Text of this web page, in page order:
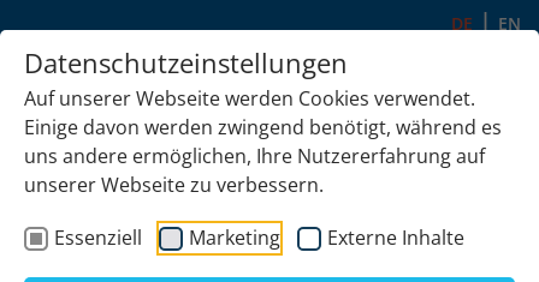
Datenschutzeinstellungen
Auf unserer Webseite werden Cookies verwendet.
Einige davon werden zwingend benötigt, während es
uns andere ermöglichen, Ihre Nutzererfahrung auf
unserer Webseite zu verbessern.
Essenziell
Marketing Externe Inhalte
DE EN
ECOMAL UK LIMITED